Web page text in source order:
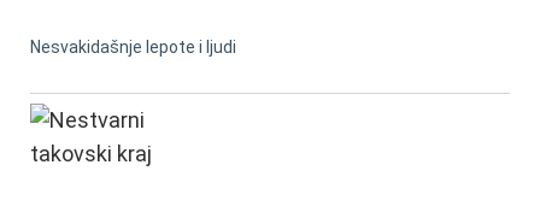
Nesvakidašnje lepote i ljudi